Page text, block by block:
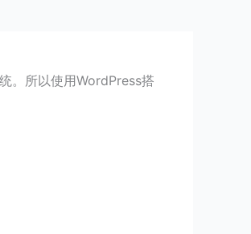
。所以使用WordPress搭